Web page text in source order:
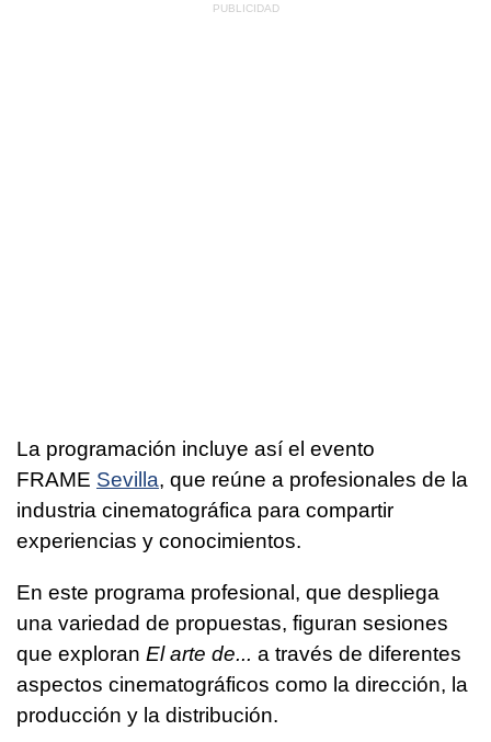
La programación incluye así el evento
FRAME Sevilla, que reúne a profesionales de la
industria cinematográfica para compartir
experiencias y conocimientos.
En este programa profesional, que despliega
una variedad de propuestas, figuran sesiones
que exploran El arte de... a través de diferentes
aspectos cinematográficos como la dirección, la
producción y la distribución.